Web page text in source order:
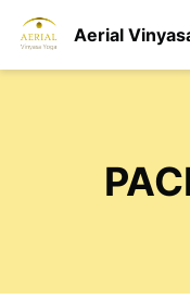
Aerial